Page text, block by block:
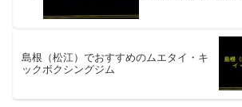
島根（松江）でおすすめのムエタイ・キ
ックボクシングジム